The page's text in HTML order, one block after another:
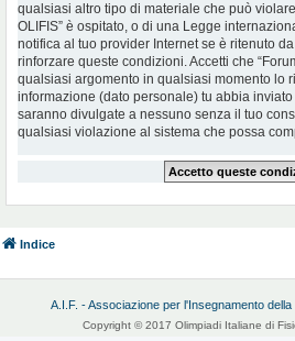
qualsiasi altro tipo di materiale che può
OLIFIS” è ospitato, o di una Legge
notifica al tuo provider Internet se è ritenuto
rinforzare queste condizioni. Accetti che
qualsiasi argomento in qualsiasi momento lo
informazione (dato personale) tu abbia
saranno divulgate a nessuno senza il tuo
qualsiasi violazione al sistema che possa
Indice
A.I.F. - Associazione per l'Insegnamento
Copyright © 2017 Olimpiadi Italiane di